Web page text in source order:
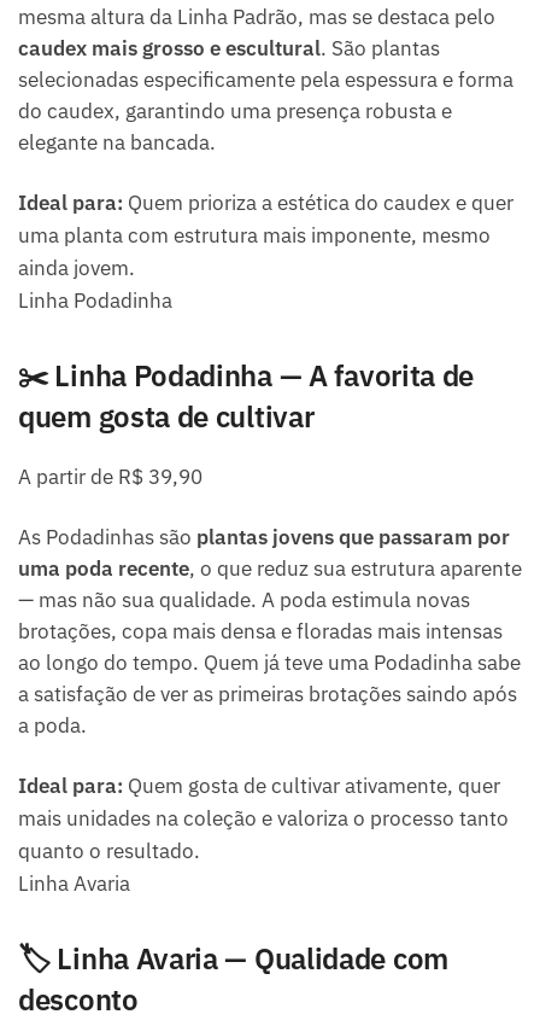
mesma altura da Linha Padrão, mas se destaca pelo
caudex mais grosso e escultural. São plantas
selecionadas especificamente pela espessura e forma
do caudex, garantindo uma presença robusta e
elegante na bancada.
Ideal para: Quem prioriza a estética do caudex e quer
uma planta com estrutura mais imponente, mesmo
ainda jovem.
Linha Podadinha
✂️ Linha Podadinha — A favorita de
quem gosta de cultivar
A partir de R$ 39,90
As Podadinhas são plantas jovens que passaram por
uma poda recente, o que reduz sua estrutura aparente
— mas não sua qualidade. A poda estimula novas
brotações, copa mais densa e floradas mais intensas
ao longo do tempo. Quem já teve uma Podadinha sabe
a satisfação de ver as primeiras brotações saindo após
a poda.
Ideal para: Quem gosta de cultivar ativamente, quer
mais unidades na coleção e valoriza o processo tanto
quanto o resultado.
Linha Avaria
🏷️ Linha Avaria — Qualidade com
desconto